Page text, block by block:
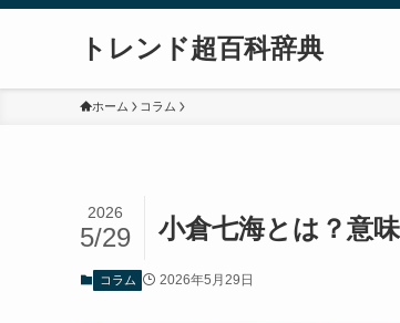
トレンド超百科辞典
ホーム コラム
小倉七海とは？意
2026
5/29
コラム 2026年5月29日